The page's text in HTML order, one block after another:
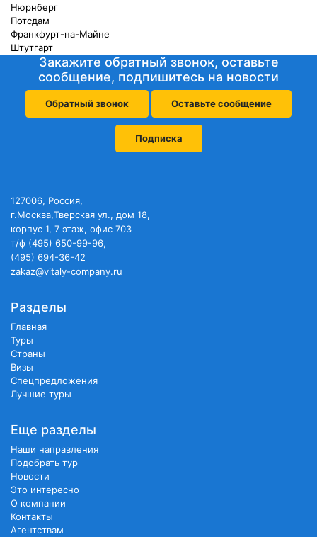
Нюрнберг
Потсдам
Франкфурт-на-Майне
Штутгарт
Закажите обратный звонок, оставьте
сообщение, подпишитесь на новости
Обратный звонок Оставьте сообщение
Подписка
127006, Россия,
г.Москва,Тверская ул., дом 18,
корпус 1, 7 этаж, офис 703
т/ф (495) 650-99-96,
(495) 694-36-42
zakaz@vitaly-company.ru
Разделы
Главная
Туры
Страны
Визы
Спецпредложения
Лучшие туры
Еще разделы
Наши направления
Подобрать тур
Новости
Это интересно
О компании
Контакты
Агентствам